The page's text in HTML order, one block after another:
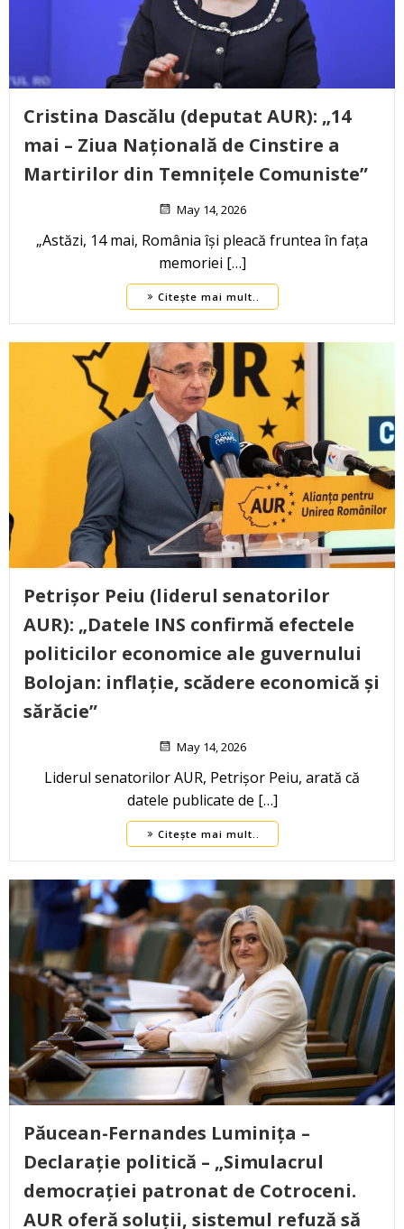
Cristina Dascălu (deputat AUR): „14
mai – Ziua Națională de Cinstire a
Martirilor din Temnițele Comuniste”
May 14, 2026
„Astăzi, 14 mai, România își pleacă fruntea în fața
memoriei […]
Citește mai mult..
Petrișor Peiu (liderul senatorilor
AUR): „Datele INS confirmă efectele
politicilor economice ale guvernului
Bolojan: inflație, scădere economică și
sărăcie”
May 14, 2026
Liderul senatorilor AUR, Petrișor Peiu, arată că
datele publicate de […]
Citește mai mult..
Păucean-Fernandes Luminița –
Declarație politică – „Simulacrul
democrației patronat de Cotroceni.
AUR oferă soluții, sistemul refuză să